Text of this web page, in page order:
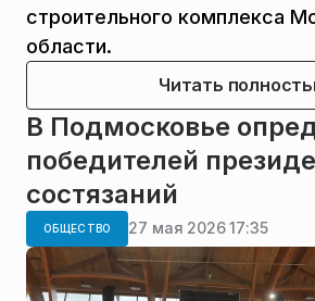
строительного комплекса
области.
Читать
В Подмосковье
победителей
состязаний
ОБЩЕСТВО 27 мая 2026 17:35